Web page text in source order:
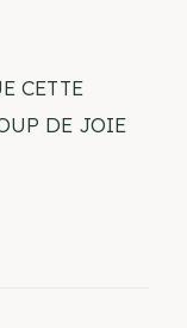
CETTE
DE JOIE